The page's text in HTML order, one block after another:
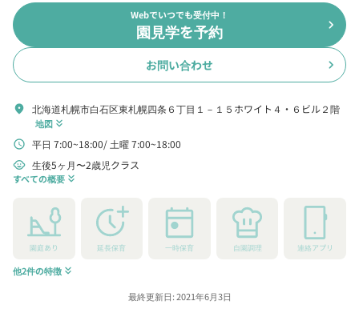
Webでいつでも受付中！
園見学を予約 chevron_right
お問い合わせ chevron_right
location_on 北海道札幌市白石区東札幌四条６丁目１－１５ホワイト４・６ビル２階
地図 keyboard_double_arrow_down
schedule 平日 7:00~18:00 土曜 7:00~18:00
child_care 生後5ヶ月〜2歳児クラス
すべての概要 keyboard_double_arrow_down
園庭あり 延長保育 一時保育 自園調理 連絡アプリ
他2件の特徴 keyboard_double_arrow_down
最終更新日: 2021年6月3日